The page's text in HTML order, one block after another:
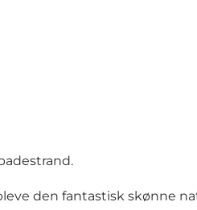
den fantastisk skønne